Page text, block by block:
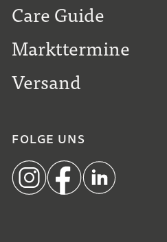
Care Guide
Markttermine
Versand
FOLGE UNS